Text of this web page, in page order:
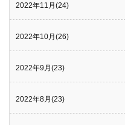
2022年11月(24)
2022年10月(26)
2022年9月(23)
2022年8月(23)